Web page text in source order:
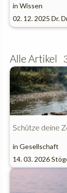
in Wissen
02. 12. 2025 Dr.
Alle Artikel
Schütze deine
in Gesellschaft
14. 03. 2026